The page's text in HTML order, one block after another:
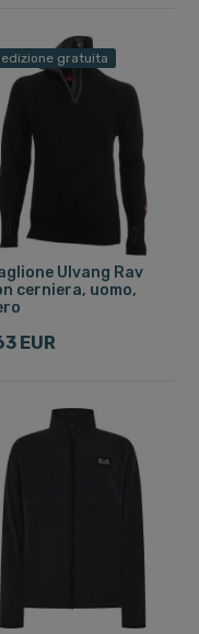
gratuita
Ulvang Rav
cerniera, uomo,
EUR